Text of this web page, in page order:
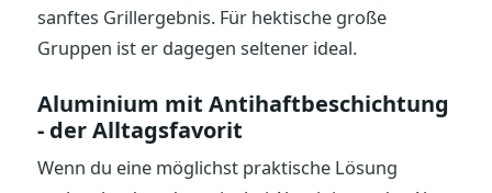
sanftes Grillergebnis. Für hektische große
Gruppen ist er dagegen seltener ideal.
Aluminium mit Antihaftbeschichtung
- der Alltagsfavorit
Wenn du eine möglichst praktische Lösung